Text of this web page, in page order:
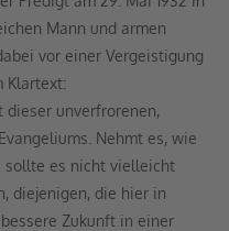
Mann und armen
vor einer Vergeistigung
Klartext:
dieser unverfrorenen,
Nehmt es, wie
sollte es nicht vielleicht
diejenigen, die hier in
Zukunft in einer